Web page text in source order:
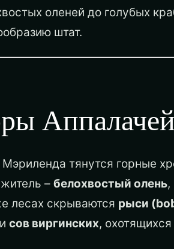
оленей до голубых
штат.
Аппалачей
Мэриленда тянутся горные
– белохвостый олень
лесах скрываются рыси
сов виргинских,